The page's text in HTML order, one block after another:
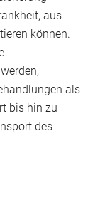
aus
können.
als
bis hin zu
des